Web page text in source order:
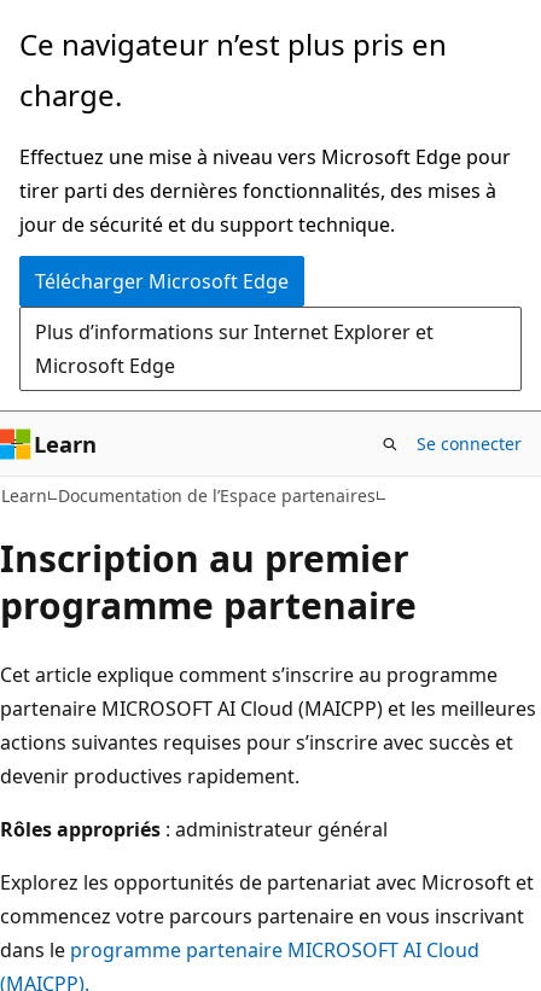
Passer
directement
au
principal
Ce navigateur n’est plus pris en
charge.
Effectuez une mise à niveau vers Microsoft Edge pour
tirer parti des dernières fonctionnalités, des mises à
jour de sécurité et du support technique.
Télécharger Microsoft Edge
Plus d’informations sur Internet Explorer et
Microsoft Edge
Learn Se connecter
Learn Documentation de l’Espace partenaires
Inscription au premier
programme partenaire
Cet article explique comment s’inscrire au programme
partenaire MICROSOFT AI Cloud (MAICPP) et les meilleures
actions suivantes requises pour s’inscrire avec succès et
devenir productives rapidement.
Rôles appropriés : administrateur général
Explorez les opportunités de partenariat avec Microsoft et
commencez votre parcours partenaire en vous inscrivant
dans le programme partenaire MICROSOFT AI Cloud
(MAICPP).